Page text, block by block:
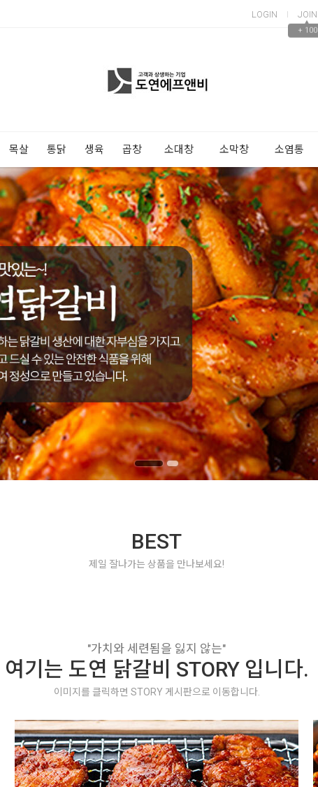
LOGIN JOIN
▲
+ 100
목살 통닭 생육 곱창 소대창 소막창 소염통
BEST
제일 잘나가는 상품을 만나보세요!
"가치와 세련됨을 잃지 않는"
여기는 도연 닭갈비 STORY 입니다.
이미지를 클릭하면 STORY 게시판으로 이동합니다.